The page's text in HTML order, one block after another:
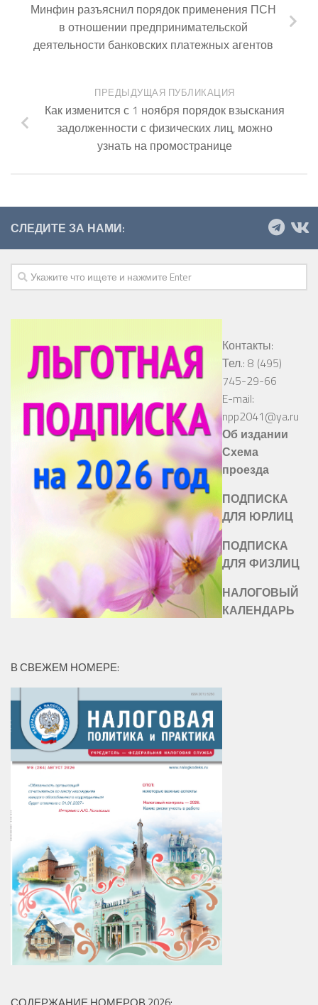
Минфин разъяснил порядок применения ПСН
в отношении предпринимательской
деятельности банковских платежных агентов
ПРЕДЫДУЩАЯ ПУБЛИКАЦИЯ
Как изменится с 1 ноября порядок взыскания
задолженности с физических лиц, можно
узнать на промостранице
СЛЕДИТЕ ЗА НАМИ:
Контакты:
Тел.: 8 (495)
745-29-66
E-mail:
npp2041@ya.ru
Об издании
Схема
проезда
ПОДПИСКА
ДЛЯ ЮРЛИЦ
ПОДПИСКА
ДЛЯ ФИЗЛИЦ
НАЛОГОВЫЙ
КАЛЕНДАРЬ
В СВЕЖЕМ НОМЕРЕ: